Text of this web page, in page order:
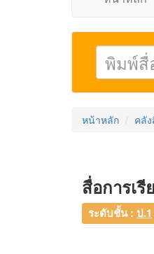
หน้าหลัก คลั
สื่อการเ
ระดับชั้น : ป.1